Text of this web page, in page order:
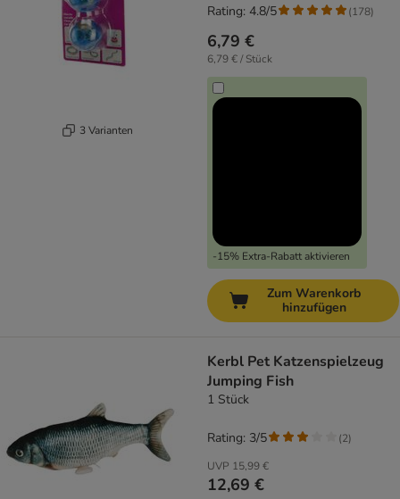
3 Varianten
6,79 €
6,79 € / Stück
-15% Extra-Rabatt aktivieren
Rating: 4.8/5 (178)
Zum Warenkorb
hinzufügen
Kerbl Pet Katzenspielzeug
Jumping Fish
1 Stück
UVP 15,99 €
12,69 €
Rating: 3/5 (2)